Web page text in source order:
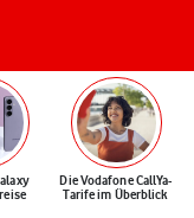
Die Vodafone CallYa-
Tarife im Überblick